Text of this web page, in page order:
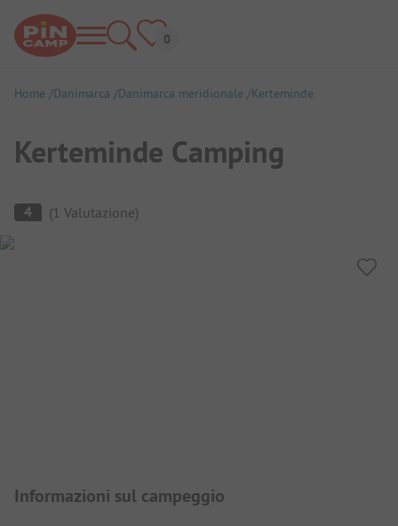
Home Danimarca Danimarca meridionale Kerteminde
Kerteminde Camping
Panoramica del campeggio
4 (1 Valutazione)
Informazioni sul campeggio